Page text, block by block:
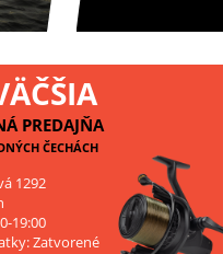
PREDAJŇA
ČECHÁCH
1292
19:00
Zatvorené